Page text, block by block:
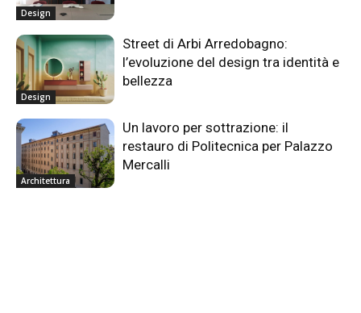
Design
Design
Street di Arbi Arredobagno:
l’evoluzione del design tra identità e
bellezza
Architettura
Un lavoro per sottrazione: il
restauro di Politecnica per Palazzo
Mercalli